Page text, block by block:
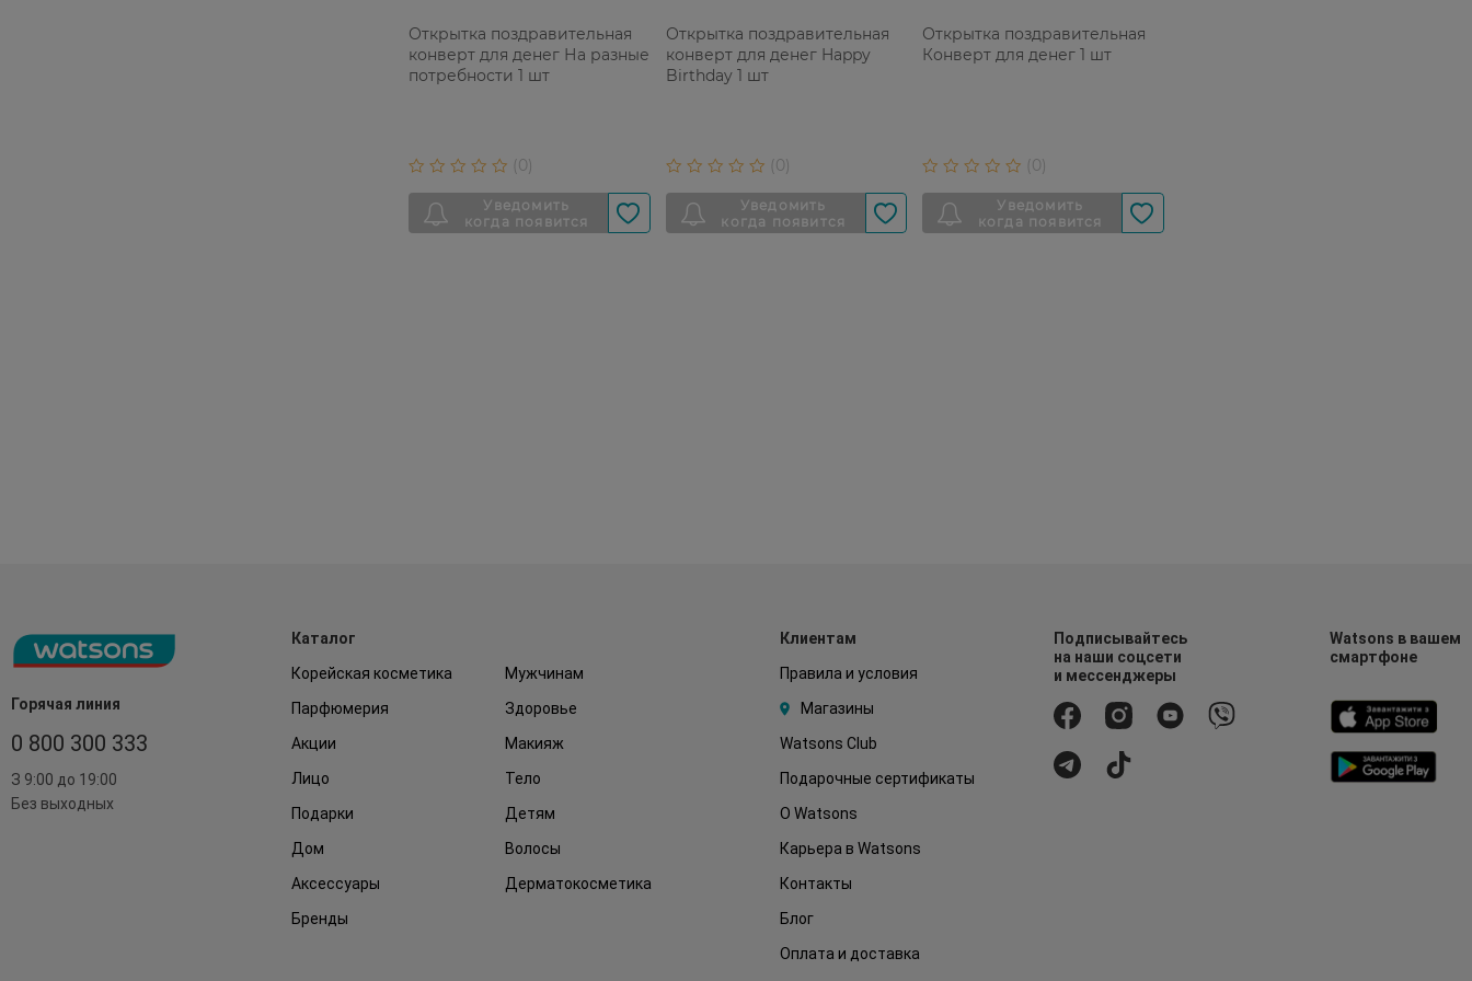
Открытка поздравительная
конверт для денег На разные
потребности 1 шт
Открытка поздравительная
конверт для денег Happy
Birthday 1 шт
Открытка поздравительная
Конверт для денег 1 шт
Горячая линия
0 800 300 333
З 9:00 до 19:00
Без выходных
Каталог
Корейская косметика
Мужчинам
Парфюмерия
Здоровье
Акции
Макияж
Лицо
Тело
Подарки
Детям
Дом
Волосы
Аксессуары
Дерматокосметика
Бренды
Клиентам
Правила и условия
Магазины
Watsons Club
Подарочные сертификаты
О Watsons
Карьера в Watsons
Контакты
Блог
Оплата и доставка
Подписывайтесь
на наши соцсети
и мессенджеры
Watsons в вашем
смартфоне